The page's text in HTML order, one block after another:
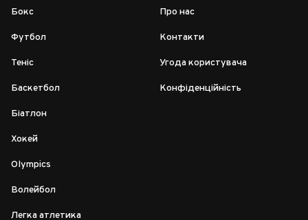
Бокс
Футбол
Теніс
Баскетбол
Біатлон
Хокей
Olympics
Волейбол
Легка атлетика
Про нас
Контакти
Угода користувача
Конфіденційність